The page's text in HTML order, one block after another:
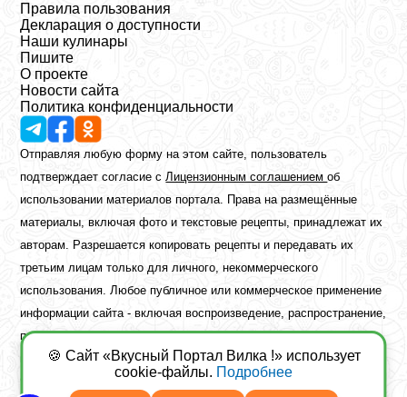
Правила пользования
Декларация о доступности
Наши кулинары
Пишите
О проекте
Новости сайта
Политика конфиденциальности
Отправляя любую форму на этом сайте, пользователь
подтверждает согласие сЛицензионным соглашениемоб
использовании материалов портала. Права на размещённые
материалы, включая фото и текстовые рецепты, принадлежат их
авторам. Разрешается копировать рецепты и передавать их
третьим лицам только для личного, некоммерческого
использования. Любое публичное или коммерческое применение
информации сайта - включая воспроизведение, распространение,
публикацию или обработку - возможно лишь при наличии
предварительного письменного разрешения правообладателя.
Copyright ©2026 Вкусный Портал Вилка
🍪 Сайт «Вкусный Портал Вилка !» использует
cookie-файлы. Подробнее